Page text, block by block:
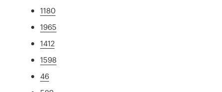
1180
1965
1412
1598
46